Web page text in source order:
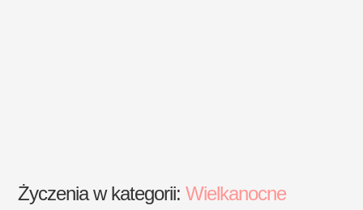
Życzenia w kategorii: Wielkanocne